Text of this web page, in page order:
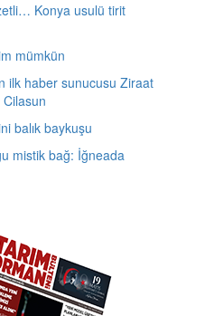
Konya usulü tirit
mümkün
ilk haber sunucusu Ziraat
balık baykuşu
mistik bağ: İğneada